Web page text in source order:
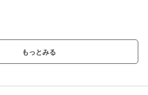
】
定を実施させていただきます。
いるタグが旧価格の場合がございますが